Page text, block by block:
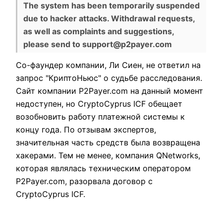
The system has been temporarily suspended
due to hacker attacks. Withdrawal requests,
as well as complaints and suggestions,
please send to support@p2payer.com
Со-фаундер компании, Ли Сиен, не ответил на
запрос "КриптоНьюс" о судьбе расследования.
Сайт компании P2Payer.com на данный момент
недоступен, но CryptoCyprus ICF обещает
возобновить работу платежной системы к
концу года. По отзывам экспертов,
значительная часть средств была возвращена
хакерами. Тем не менее, компания QNetworks,
которая являлась техническим оператором
P2Payer.com, разорвала договор с
CryptoCyprus ICF.